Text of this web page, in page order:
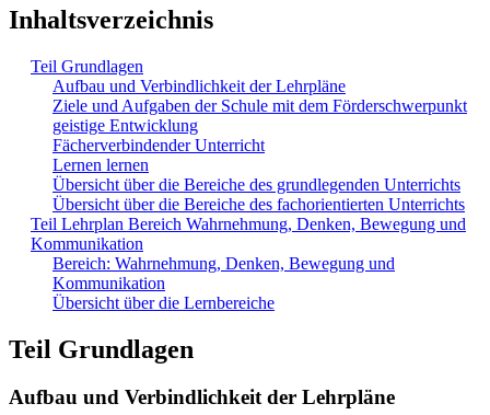
Inhaltsverzeichnis
Teil Grundlagen
Aufbau und Verbindlichkeit der Lehrpläne
Ziele und Aufgaben der Schule mit dem Förderschwerpunkt
geistige Entwicklung
Fächerverbindender Unterricht
Lernen lernen
Übersicht über die Bereiche des grundlegenden Unterrichts
Übersicht über die Bereiche des fachorientierten Unterrichts
Teil Lehrplan Bereich Wahrnehmung, Denken, Bewegung und
Kommunikation
Bereich: Wahrnehmung, Denken, Bewegung und
Kommunikation
Übersicht über die Lernbereiche
Teil Grundlagen
Aufbau und Verbindlichkeit der Lehrpläne